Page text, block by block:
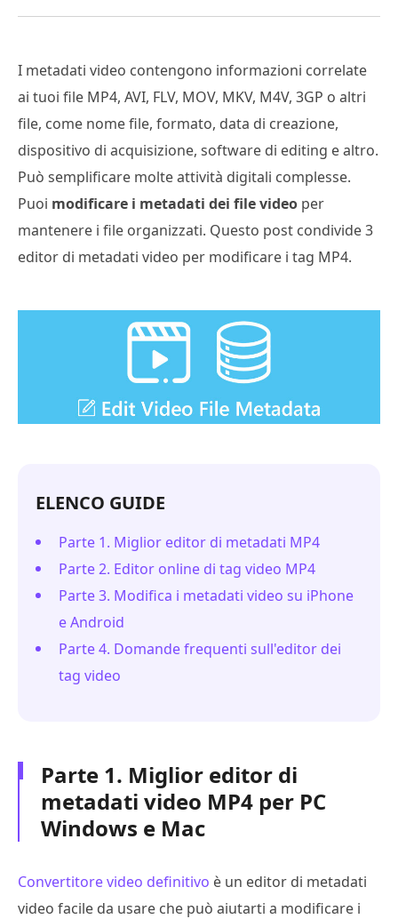
I metadati video contengono informazioni correlate
ai tuoi file MP4, AVI, FLV, MOV, MKV, M4V, 3GP o altri
file, come nome file, formato, data di creazione,
dispositivo di acquisizione, software di editing e altro.
Può semplificare molte attività digitali complesse.
Puoi modificare i metadati dei file video per
mantenere i file organizzati. Questo post condivide 3
editor di metadati video per modificare i tag MP4.
ELENCO GUIDE
Parte 1. Miglior editor di metadati MP4
Parte 2. Editor online di tag video MP4
Parte 3. Modifica i metadati video su iPhone
e Android
Parte 4. Domande frequenti sull'editor dei
tag video
Parte 1. Miglior editor di
metadati video MP4 per PC
Windows e Mac
Convertitore video definitivo è un editor di metadati
video facile da usare che può aiutarti a modificare i